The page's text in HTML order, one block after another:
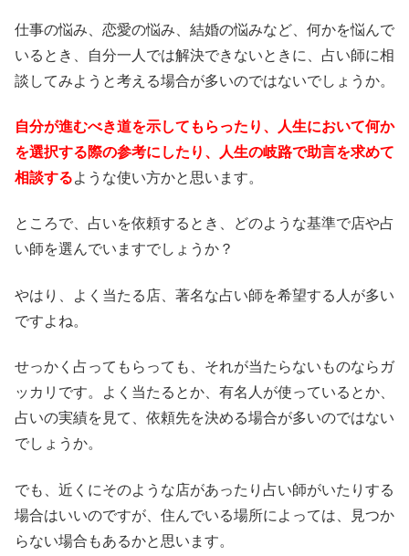
仕事の悩み、恋愛の悩み、結婚の悩みなど、何かを悩んで
いるとき、自分一人では解決できないときに、占い師に相
談してみようと考える場合が多いのではないでしょうか。
自分が進むべき道を示してもらったり、人生において何か
を選択する際の参考にしたり、人生の岐路で助言を求めて
相談するような使い方かと思います。
ところで、占いを依頼するとき、どのような基準で店や占
い師を選んでいますでしょうか？
やはり、よく当たる店、著名な占い師を希望する人が多い
ですよね。
せっかく占ってもらっても、それが当たらないものならガ
ッカリです。よく当たるとか、有名人が使っているとか、
占いの実績を見て、依頼先を決める場合が多いのではない
でしょうか。
でも、近くにそのような店があったり占い師がいたりする
場合はいいのですが、住んでいる場所によっては、見つか
らない場合もあるかと思います。